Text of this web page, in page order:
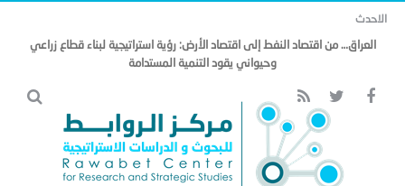
الاحدث
العراق… من اقتصاد النفط إلى اقتصاد الأرض: رؤية استراتيجية لبناء قطاع زراعي
وحيواني يقود التنمية المستدامة